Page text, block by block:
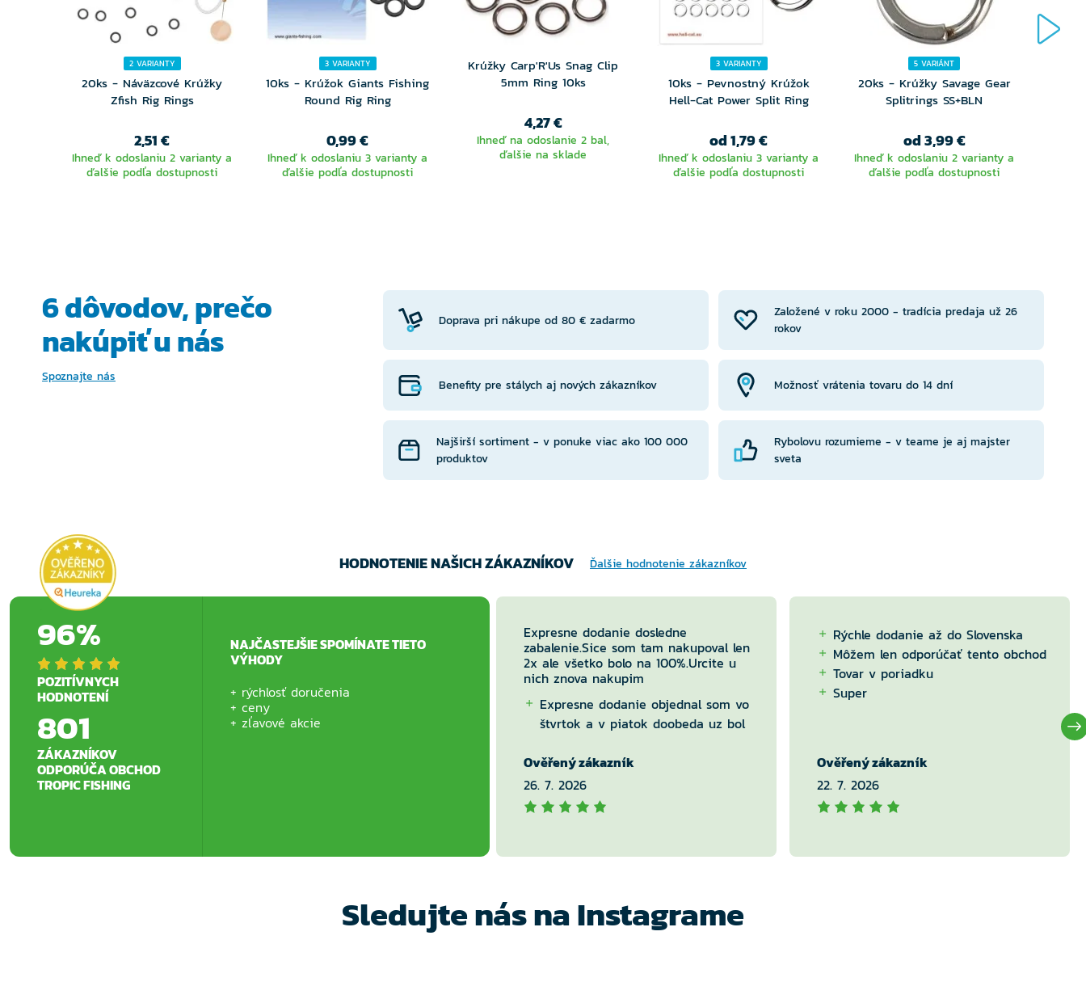
2 VARIANTY
20ks - Náväzcové Krúžky
Zfish Rig Rings
2,51 €
Ihneď k odoslaniu 2 varianty a
ďalšie podľa dostupnosti
3 VARIANTY
10ks - Krúžok Giants Fishing
Round Rig Ring
0,99 €
Ihneď k odoslaniu 3 varianty a
ďalšie podľa dostupnosti
Krúžky Carp'R'Us Snag Clip
5mm Ring 10ks
4,27 €
Ihneď na odoslanie 2 bal,
ďalšie na sklade
3 VARIANTY
10ks - Pevnostný Krúžok
Hell-Cat Power Split Ring
od 1,79 €
Ihneď k odoslaniu 3 varianty a
ďalšie podľa dostupnosti
5 VARIÁNT
20ks - Krúžky Savage Gear
Splitrings SS+BLN
od 3,99 €
Ihneď k odoslaniu 2 varianty a
ďalšie podľa dostupnosti
6 dôvodov, prečo
nakúpiť u nás
Spoznajte nás
Doprava pri nákupe od 80 € zadarmo
Založené v roku 2000 - tradícia predaja už 26
rokov
Benefity pre stálych aj nových zákazníkov Možnosť vrátenia tovaru do 14 dní
Najširší sortiment - v ponuke viac ako 100 000
produktov
Rybolovu rozumieme - v teame je aj majster
sveta
HODNOTENIE NAŠICH ZÁKAZNÍKOV Ďalšie hodnotenie zákazníkov
96%
POZITÍVNYCH
HODNOTENÍ
801
ZÁKAZNÍKOV
ODPORÚČA OBCHOD
TROPIC FISHING
NAJČASTEJŠIE SPOMÍNATE TIETO
VÝHODY
rýchlosť doručenia
ceny
zľavové akcie
Expresne dodanie dosledne
zabalenie.Sice som tam nakupoval len
2x ale všetko bolo na 100%.Urcite u
nich znova nakupim
Expresne dodanie objednal som vo
štvrtok a v piatok doobeda uz bol
Nic
Ověřený zákazník
26. 7. 2026
Rýchle dodanie až do Slovenska
Môžem len odporúčať tento obchod
Tovar v poriadku
Super
Ověřený zákazník
22. 7. 2026
Sledujte nás na Instagrame